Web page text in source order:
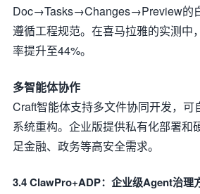
Doc→Tasks→Changes→Preview的
遵循工程规范。在喜马拉雅的实测中
率提升至44%。
多智能体协作
Craft智能体支持多文件协同开发，可
系统重构。企业版提供私有化部署和
足金融、政务等高安全需求。
3.4 ClawPro+ADP：企业级Agent治理